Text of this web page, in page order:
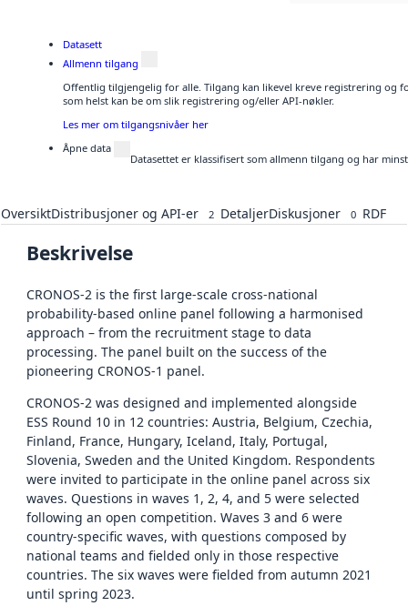
Datasett
Allmenn tilgang
Offentlig tilgjengelig for alle. Tilgang kan likevel kreve registrering og
som helst kan be om slik registrering og/eller API-nøkler.
Les mer om tilgangsnivåer her
Åpne data
Datasettet er klassifisert som allmenn tilgang og har
OversiktDistribusjoner og API-er 2 DetaljerDiskusjoner 0 RDF
Beskrivelse
CRONOS-2 is the first large-scale cross-national
probability-based online panel following a harmonised
approach – from the recruitment stage to data
processing. The panel built on the success of the
pioneering CRONOS-1 panel.
CRONOS-2 was designed and implemented alongside
ESS Round 10 in 12 countries: Austria, Belgium, Czechia,
Finland, France, Hungary, Iceland, Italy, Portugal,
Slovenia, Sweden and the United Kingdom. Respondents
were invited to participate in the online panel across six
waves. Questions in waves 1, 2, 4, and 5 were selected
following an open competition. Waves 3 and 6 were
country-specific waves, with questions composed by
national teams and fielded only in those respective
countries. The six waves were fielded from autumn 2021
until spring 2023.